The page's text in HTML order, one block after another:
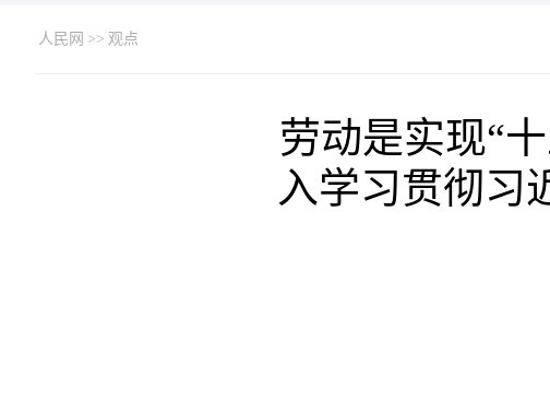
人民网 >> 观点
劳动是实现“
入学习贯彻习